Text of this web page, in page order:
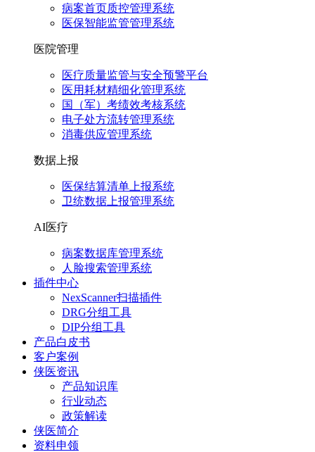
病案首页质控管理系统
医保智能监管管理系统
医院管理
医疗质量监管与安全预警平台
医用耗材精细化管理系统
国（军）考绩效考核系统
电子处方流转管理系统
消毒供应管理系统
数据上报
医保结算清单上报系统
卫统数据上报管理系统
AI医疗
病案数据库管理系统
人脸搜索管理系统
插件中心
NexScanner扫描插件
DRG分组工具
DIP分组工具
产品白皮书
客户案例
侠医资讯
产品知识库
行业动态
政策解读
侠医简介
资料申领